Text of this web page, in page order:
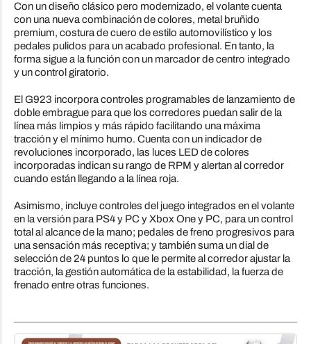
Con un diseño clásico pero modernizado, el volante cuenta
con una nueva combinación de colores, metal bruñido
premium, costura de cuero de estilo automovilístico y los
pedales pulidos para un acabado profesional. En tanto, la
forma sigue a la función con un marcador de centro integrado
y un control giratorio.
El G923 incorpora controles programables de lanzamiento de
doble embrague para que los corredores puedan salir de la
línea más limpios y más rápido facilitando una máxima
tracción y el mínimo humo. Cuenta con un indicador de
revoluciones incorporado, las luces LED de colores
incorporadas indican su rango de RPM y alertan al corredor
cuando están llegando a la línea roja.
Asimismo, incluye controles del juego integrados en el volante
en la versión para PS4 y PC y Xbox One y PC, para un control
total al alcance de la mano; pedales de freno progresivos para
una sensación más receptiva; y también suma un dial de
selección de 24 puntos lo que le permite al corredor ajustar la
tracción, la gestión automática de la estabilidad, la fuerza de
frenado entre otras funciones.